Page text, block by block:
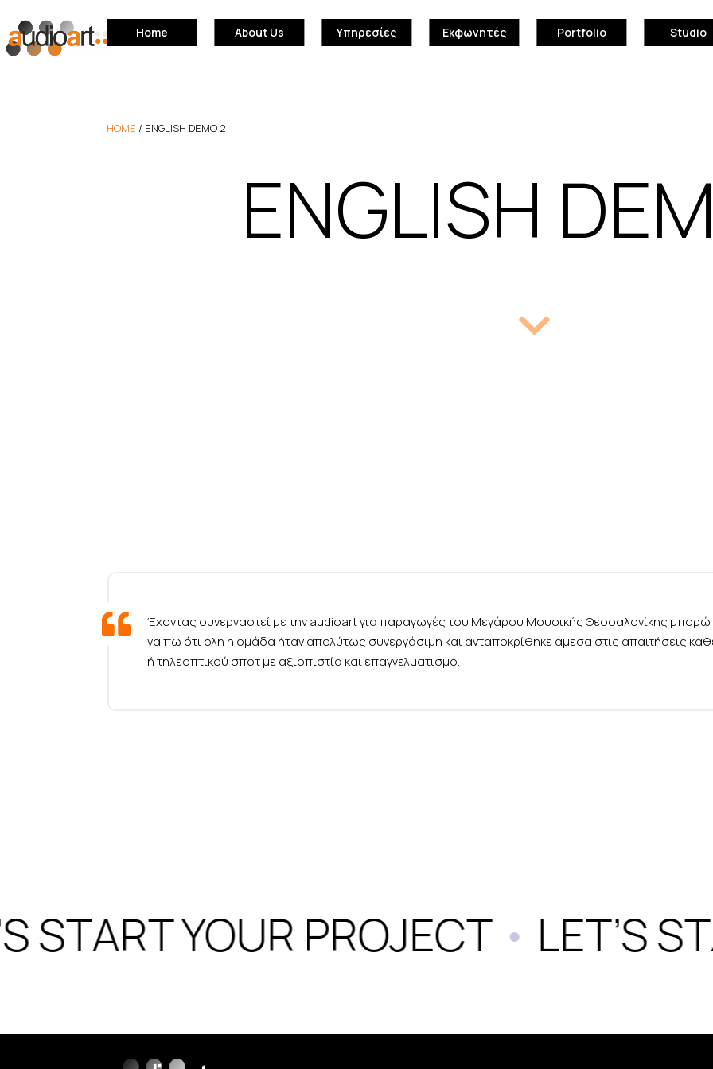
Home About Us Υπηρεσίες Εκφωνητές Portfolio Studio
HOME / ENGLISH DEMO 2
ENGLISH

Έχοντας συνεργαστεί με την audioart για παραγωγές του Μεγάρου Μουσικής Θεσσαλονίκης μπορώ
να πω ότι όλη η ομάδα ήταν απολύτως συνεργάσιμη και ανταποκρίθηκε άμεσα στις απαιτήσεις
ή τηλεοπτικού σποτ με αξιοπιστία και επαγγελματισμό.
START YOUR PROJECT• LET’S